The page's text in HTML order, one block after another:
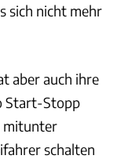
sich nicht mehr
aber auch ihre
Start-Stopp
mitunter
schalten